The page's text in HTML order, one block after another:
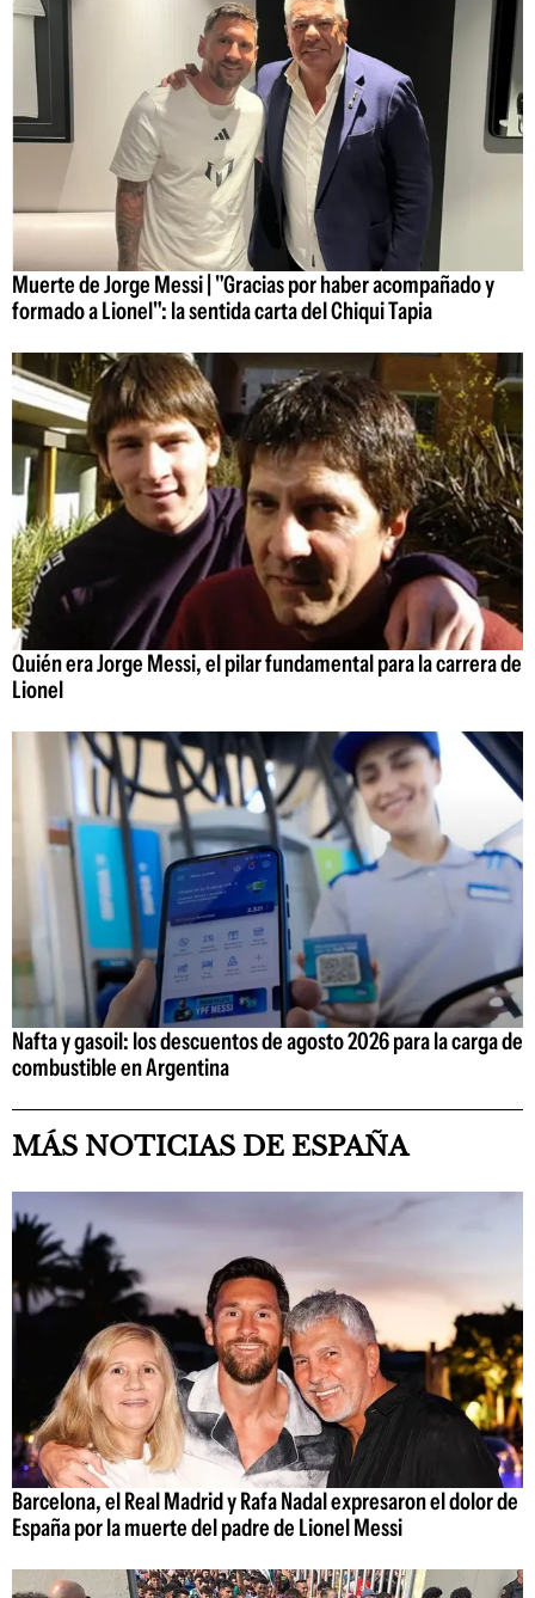
Muerte de Jorge Messi | "Gracias por haber acompañado y
formado a Lionel": la sentida carta del Chiqui Tapia
Quién era Jorge Messi, el pilar fundamental para la carrera de
Lionel
Nafta y gasoil: los descuentos de agosto 2026 para la carga de
combustible en Argentina
MÁS NOTICIAS DE ESPAÑA
Barcelona, el Real Madrid y Rafa Nadal expresaron el dolor de
España por la muerte del padre de Lionel Messi